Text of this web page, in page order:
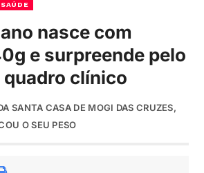
SAÚDE
nasce com
e surpreende pelo
clínico
SANTA CASA DE MOGI DAS CRUZES,
O SEU PESO